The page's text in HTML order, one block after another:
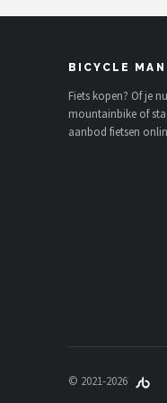
BICYCLE
Fiets kopen? Of je
mountainbike of
aanbod fietsen
© 2021-2026